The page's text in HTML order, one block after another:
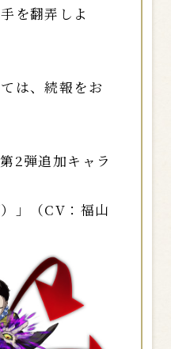
を翻弄しよ
は、続報をお
2弾追加キャラ
」（CV：福山